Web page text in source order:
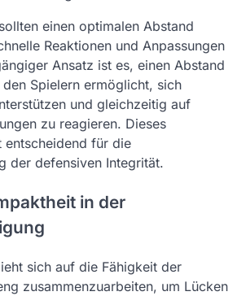
einen optimalen Abstand
Reaktionen und Anpassungen
Ansatz ist es, einen Abstand
Spielern ermöglicht, sich
und gleichzeitig auf
zu reagieren. Dieses
entscheidend für die
der defensiven Integrität.
in der
sich auf die Fähigkeit der
zusammenzuarbeiten, um Lücken